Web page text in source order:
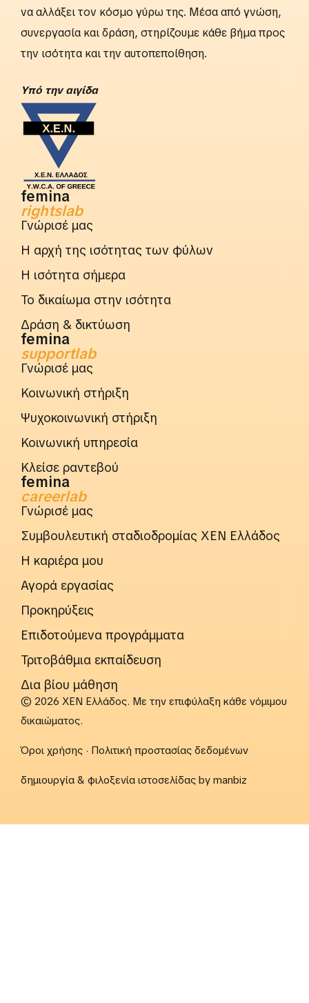
να αλλάξει τον κόσμο γύρω της. Μέσα από γνώση,
συνεργασία και δράση, στηρίζουμε κάθε βήμα προς
την ισότητα και την αυτοπεποίθηση.
Yπό την αιγίδα
femina
rightslab
Γνώρισέ μας
Η αρχή της ισότητας των φύλων
Η ισότητα σήμερα
Το δικαίωμα στην ισότητα
Δράση & δικτύωση
femina
supportlab
Γνώρισέ μας
Κοινωνική στήριξη
Ψυχοκοινωνική στήριξη
Κοινωνική υπηρεσία
Κλείσε ραντεβού
femina
careerlab
Γνώρισέ μας
Συμβουλευτική σταδιοδρομίας ΧΕΝ Ελλάδος
Η καριέρα μου
Αγορά εργασίας
Προκηρύξεις
Επιδοτούμενα προγράμματα
Τριτοβάθμια εκπαίδευση
Δια βίου μάθηση
© 2026 ΧΕΝ Ελλάδος. Με την επιφύλαξη κάθε νόμιμου
δικαιώματος.
Όροι χρήσης · Πολιτική προστασίας δεδομένων
δημιουργία & φιλοξενία ιστοσελίδας by manbiz